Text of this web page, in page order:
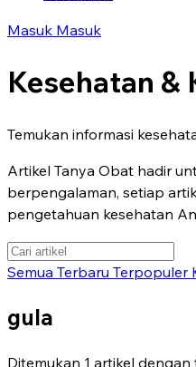
Masuk Masuk
Kesehatan &
Temukan informasi
Artikel Tanya Obat hadir
berpengalaman, setiap
pengetahuan kesehatan
Semua Terbaru Terpopuler
gula
Ditemukan 1 artikel dengan